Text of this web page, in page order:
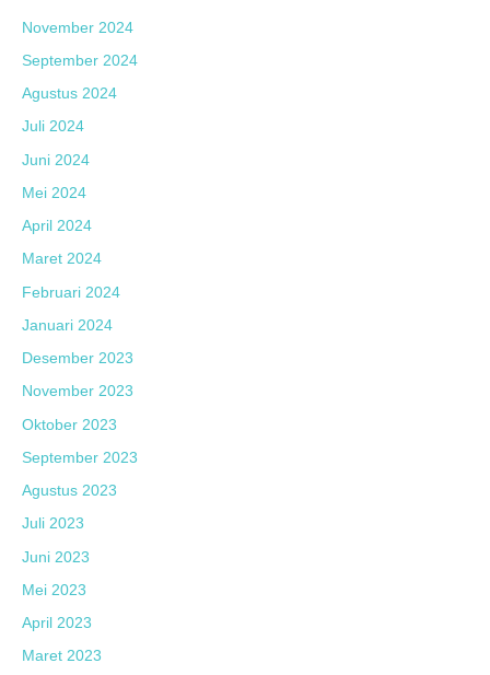
November 2024
September 2024
Agustus 2024
Juli 2024
Juni 2024
Mei 2024
April 2024
Maret 2024
Februari 2024
Januari 2024
Desember 2023
November 2023
Oktober 2023
September 2023
Agustus 2023
Juli 2023
Juni 2023
Mei 2023
April 2023
Maret 2023